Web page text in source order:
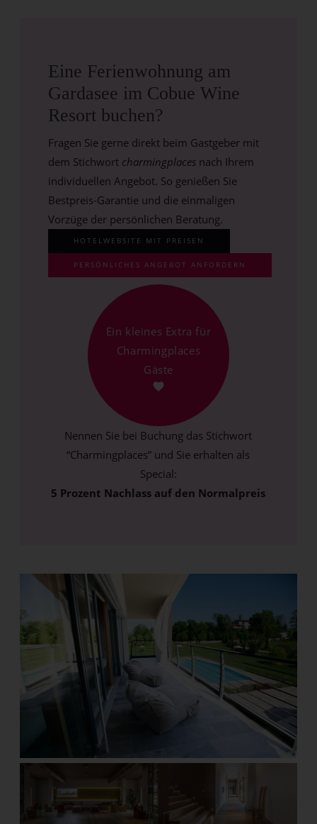
Eine Ferienwohnung am
Gardasee im Cobue Wine
Resort buchen?
Fragen Sie gerne direkt beim Gastgeber mit
dem Stichwort charmingplaces nach Ihrem
individuellen Angebot. So genießen Sie
Bestpreis-Garantie und die einmaligen
Vorzüge der persönlichen Beratung.
HOTELWEBSITE MIT PREISEN
PERSÖNLICHES ANGEBOT ANFORDERN
Ein kleines Extra für
Charmingplaces
Gäste
Nennen Sie bei Buchung das Stichwort
“Charmingplaces” und Sie erhalten als
Special:
5 Prozent Nachlass auf den Normalpreis